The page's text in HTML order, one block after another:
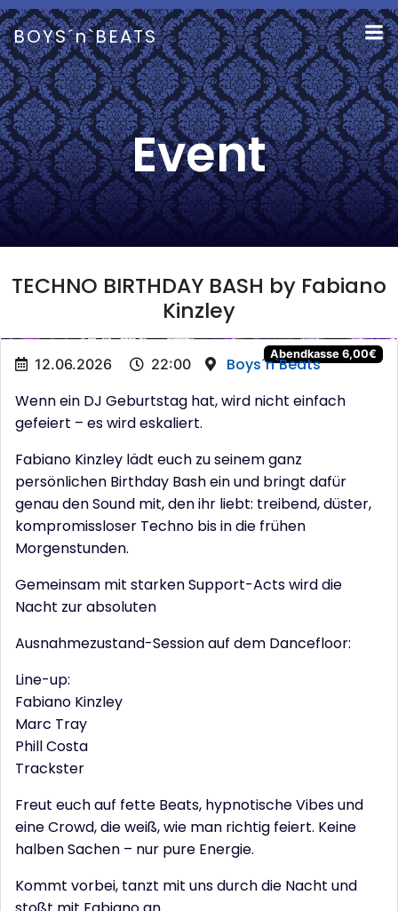
Zum
Inhalt
springen
BOYS´n`BEATS
Event
TECHNO BIRTHDAY BASH by Fabiano
Kinzley
Abendkasse 6,00€
12.06.2026 22:00
Boys´n`Beats
Wenn ein DJ Geburtstag hat, wird nicht einfach
gefeiert – es wird eskaliert.
Fabiano Kinzley lädt euch zu seinem ganz
persönlichen Birthday Bash ein und bringt dafür
genau den Sound mit, den ihr liebt: treibend, düster,
kompromissloser Techno bis in die frühen
Morgenstunden.
Gemeinsam mit starken Support-Acts wird die
Nacht zur absoluten
Ausnahmezustand-Session auf dem Dancefloor:
Line-up:
Fabiano Kinzley
Marc Tray
Phill Costa
Trackster
Freut euch auf fette Beats, hypnotische Vibes und
eine Crowd, die weiß, wie man richtig feiert. Keine
halben Sachen – nur pure Energie.
Kommt vorbei, tanzt mit uns durch die Nacht und